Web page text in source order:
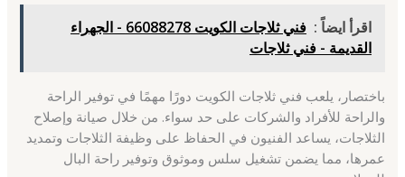
اقرأ ايضاً :
فني ثلاجات الكويت 66088278 - الجهراء
القديمة - فني ثلاجات
باختصار، يلعب فني ثلاجات الكويت دورًا مهمًا في توفير الراحة
والراحة للأفراد والشركات على حد سواء. من خلال صيانة وإصلاح
الثلاجات، يساعد الفنيون في الحفاظ على وظيفة الثلاجات وتمديد
عمرها، مما يضمن تشغيل سلس وموثوق وتوفير راحة البال